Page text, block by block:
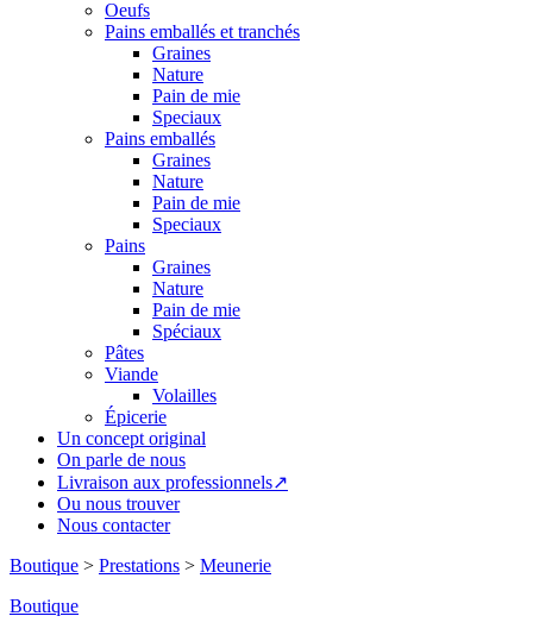
Oeufs
Pains emballés et tranchés
Graines
Nature
Pain de mie
Speciaux
Pains emballés
Graines
Nature
Pain de mie
Speciaux
Pains
Graines
Nature
Pain de mie
Spéciaux
Pâtes
Viande
Volailles
Épicerie
Un concept original
On parle de nous
Livraison aux professionnels↗
Ou nous trouver
Nous contacter
Boutique > Prestations > Meunerie
Boutique